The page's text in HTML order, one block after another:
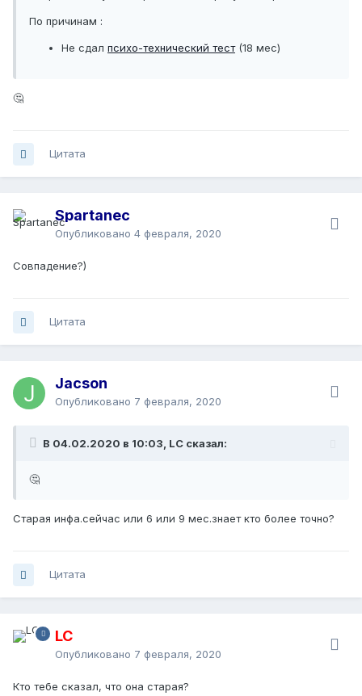
По причинам :
Не сдал психо-технический тест(18 мес)
🤔
Цитата
Spartanec
Опубликовано 4 февраля, 2020
Совпадение?)
Цитата
Jacson
Опубликовано 7 февраля, 2020
В 04.02.2020 в 10:03, LC сказал:
🤔
Старая инфа.сейчас или 6 или 9 мес.знает кто более точно?
Цитата
LC
Опубликовано 7 февраля, 2020
Кто тебе сказал, что она старая?